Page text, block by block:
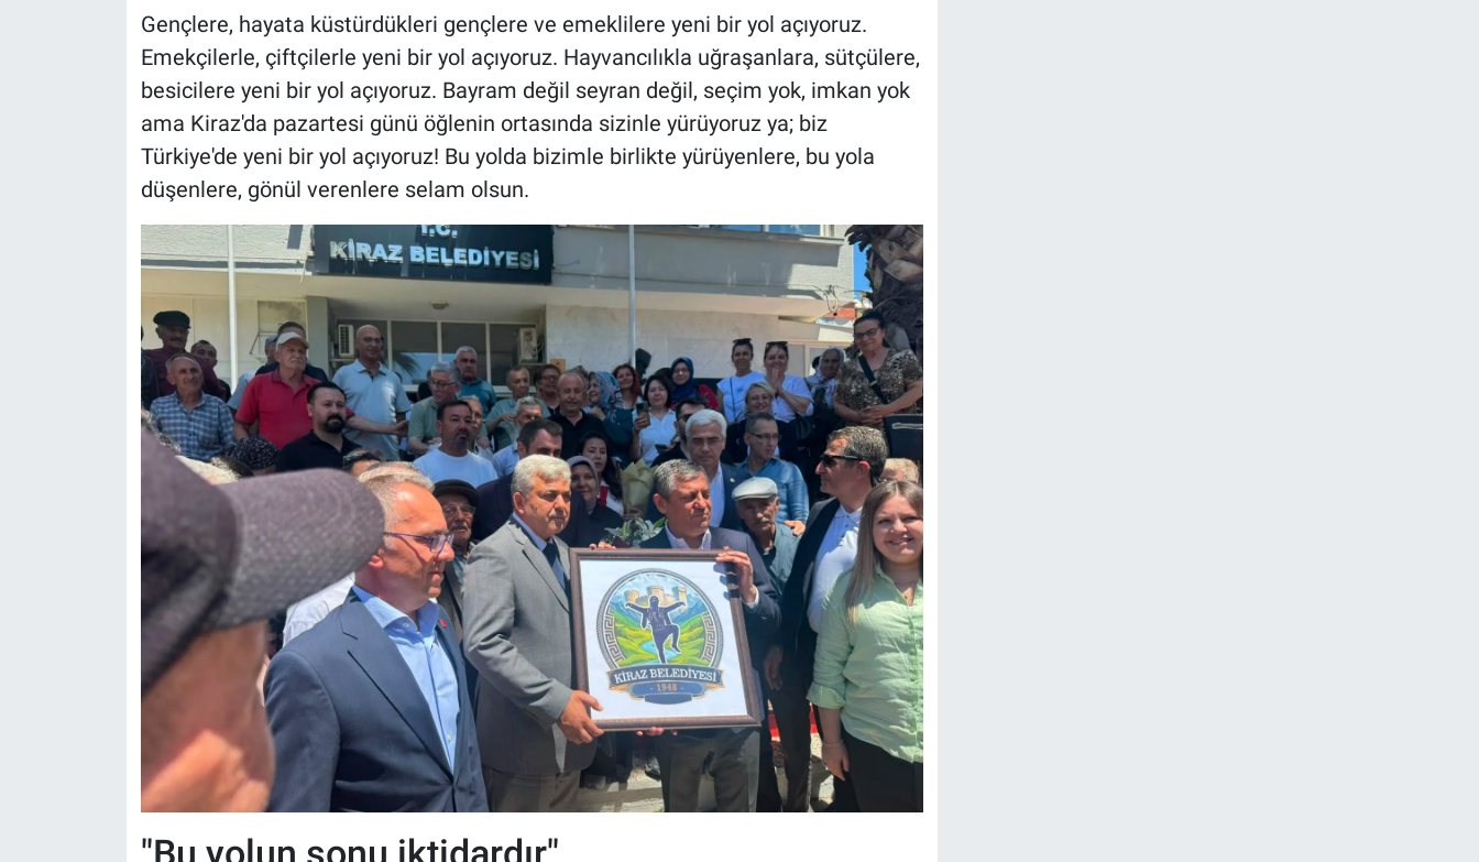
Gençlere, hayata küstürdükleri gençlere ve emeklilere yeni bir yol açıyoruz.
Emekçilerle, çiftçilerle yeni bir yol açıyoruz. Hayvancılıkla uğraşanlara, sütçülere,
besicilere yeni bir yol açıyoruz. Bayram değil seyran değil, seçim yok, imkan yok
ama Kiraz'da pazartesi günü öğlenin ortasında sizinle yürüyoruz ya; biz
Türkiye'de yeni bir yol açıyoruz! Bu yolda bizimle birlikte yürüyenlere, bu yola
düşenlere, gönül verenlere selam olsun.
"Bu yolun sonu iktidardır"